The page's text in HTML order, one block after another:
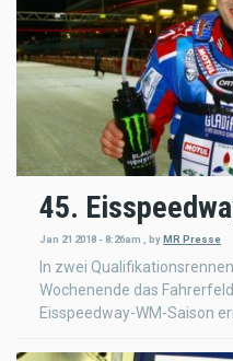
45.
Jan 21 2018 - 8:26am byMR Presse
In zwei
Wochenende das
Eisspeedway-WM-Saison